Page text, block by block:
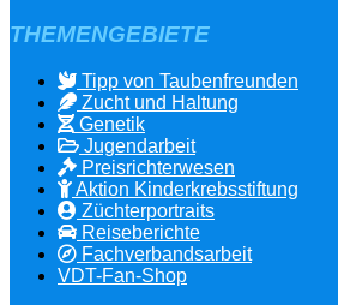
THEMENGEBIETE
Tipp von Taubenfreunden
Zucht und Haltung
Genetik
Jugendarbeit
Preisrichterwesen
Aktion Kinderkrebsstiftung
Züchterportraits
Reiseberichte
Fachverbandsarbeit
VDT-Fan-Shop